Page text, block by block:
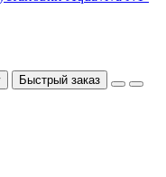
Быстрый заказ